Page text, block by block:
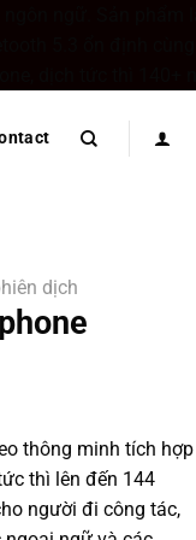
dịch
thông minh tích hợp
thì lên đến 144
người đi công tác,